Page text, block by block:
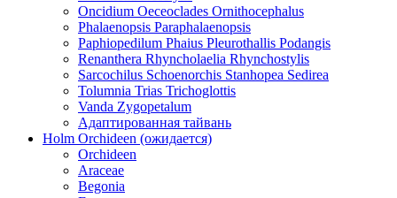
Oncidium Oeceoclades Ornithocephalus
Phalaenopsis Paraphalaenopsis
Paphiopedilum Phaius Pleurothallis Podangis
Renanthera Rhyncholaelia Rhynchostylis
Sarcochilus Schoenorchis Stanhopea Sedirea
Tolumnia Trias Trichoglottis
Vanda Zygopetalum
Адаптированная тайвань
Holm Orchideen (ожидается)
Orchideen
Araceae
Begonia